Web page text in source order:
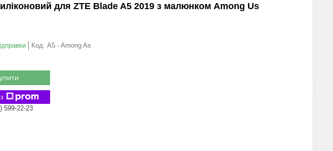
для ZTE Blade A5 2019 з малюнком Among Us
Код: A5 - Among As
599-22-23